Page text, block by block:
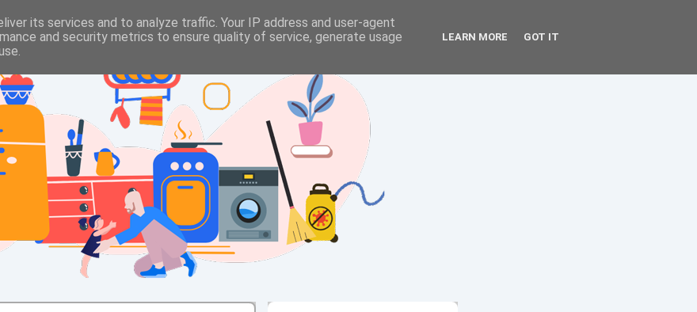
its services and to analyze traffic. Your IP address and user-agent
and security metrics to ensure quality of service, generate usage
LEARN MORE GOT IT